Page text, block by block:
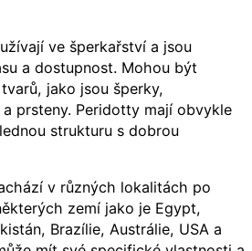
ve šperkařství a jsou
a dostupnost. Mohou být
jako jsou šperky,
a prsteny. Peridotty mají obvykle
strukturu s dobrou
v různých lokalitách po
zemí jako je Egypt,
Brazílie, Austrálie, USA a